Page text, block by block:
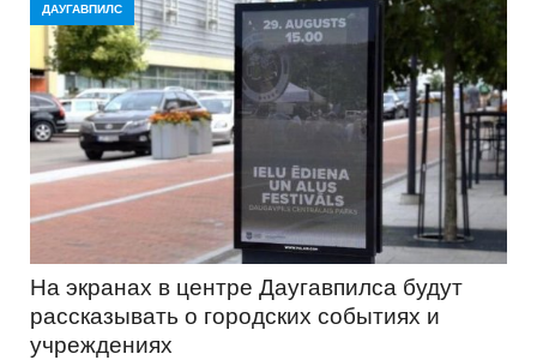
ДАУГАВПИЛС
На экранах в центре Даугавпилса будут
рассказывать о городских событиях и
учреждениях